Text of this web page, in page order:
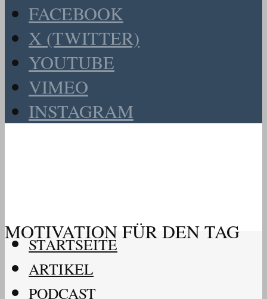
FACEBOOK
X (TWITTER)
YOUTUBE
VIMEO
INSTAGRAM
MOTIVATION FÜR DEN TAG
STARTSEITE
ARTIKEL
PODCAST